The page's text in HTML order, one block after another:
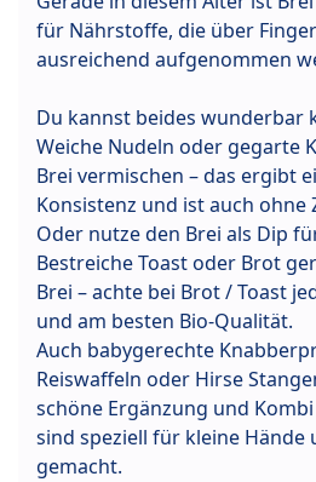
für Nährstoffe, die über
ausreichend aufgenommen
Du kannst beides wunderbar
Weiche Nudeln oder gegarte
Brei vermischen – das ergibt
Konsistenz und ist auch ohne
Oder nutze den Brei als Dip
Bestreiche Toast oder Brot
Brei – achte bei Brot / Toast
und am besten Bio-Qualität.
Auch babygerechte
Reiswaffeln oder Hirse
schöne Ergänzung und
sind speziell für kleine Hände
gemacht.